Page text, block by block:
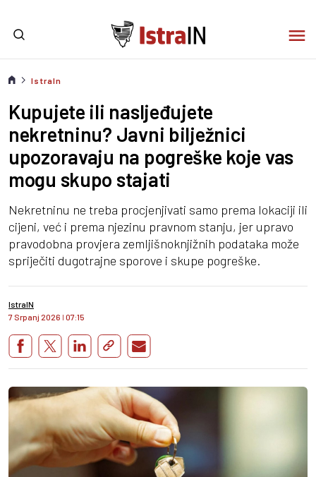
IstraIn
Kupujete ili nasljeđujete
nekretninu? Javni bilježnici
upozoravaju na pogreške koje vas
mogu skupo stajati
Nekretninu ne treba procjenjivati samo prema lokaciji ili
cijeni, već i prema njezinu pravnom stanju, jer upravo
pravodobna provjera zemljišnoknjižnih podataka može
spriječiti dugotrajne sporove i skupe pogreške.
IstraIN
7 Srpanj 2026 I 07:15